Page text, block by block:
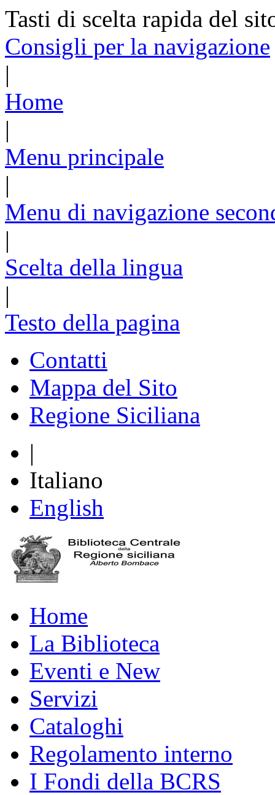
Tasti di scelta rapida del
Consigli per la navigazione
|
Home
|
Menu principale
|
Menu di navigazione
|
Scelta della lingua
|
Testo della pagina
Contatti
Mappa del Sito
Regione Siciliana
|
Italiano
English
Home
La Biblioteca
Eventi e New
Servizi
Cataloghi
Regolamento interno
I Fondi della BCRS